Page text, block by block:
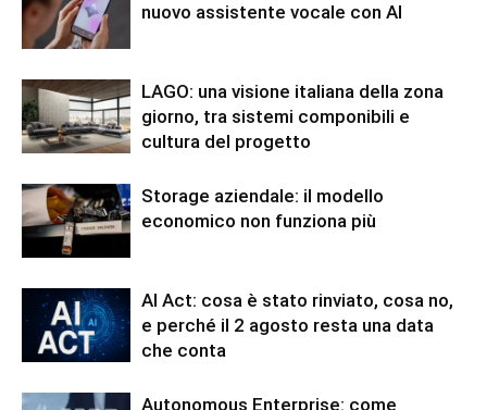
nuovo assistente vocale con AI
LAGO: una visione italiana della zona
giorno, tra sistemi componibili e
cultura del progetto
Storage aziendale: il modello
economico non funziona più
AI Act: cosa è stato rinviato, cosa no,
e perché il 2 agosto resta una data
che conta
Autonomous Enterprise: come